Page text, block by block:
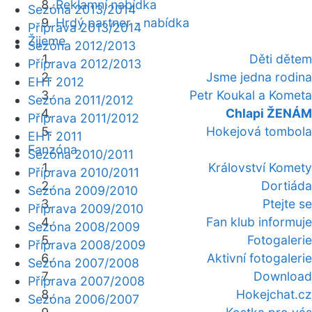
Reklamní nabídka
Hrdý partner - nabídka
Žijeme
Děti dětem
Jsme jedna rodina
Petr Koukal a Kometa
Chlapi ŽENÁM
Hokejová tombola
Fanzóna
Království Komety
Dortiáda
Ptejte se
Fan klub informuje
Fotogalerie
Aktivní fotogalerie
Download
Hokejchat.cz
Sezóna 2013/2014
Příprava 2013/2014
Sezóna 2012/2013
Příprava 2012/2013
EHT 2012
Sezóna 2011/2012
Příprava 2011/2012
EHT 2011
Sezóna 2010/2011
Příprava 2010/2011
Sezóna 2009/2010
Příprava 2009/2010
Sezóna 2008/2009
Příprava 2008/2009
Sezóna 2007/2008
Příprava 2007/2008
Sezóna 2006/2007